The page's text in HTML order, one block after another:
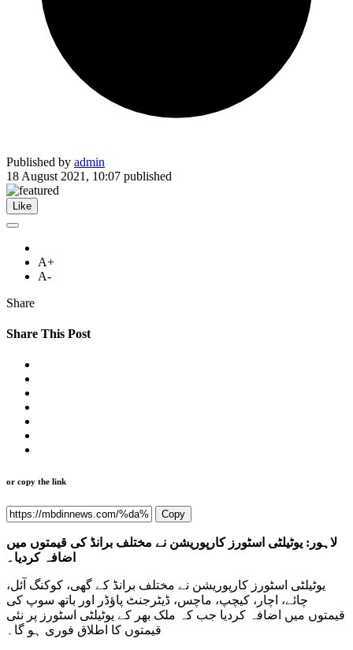
Published by admin
18 August 2021, 10:07 published
Like
A+
A-
Share
Share This Post
or copy the link
Copy
لاہور: یوٹیلٹی اسٹورز کارپوریشن نے مختلف برانڈ کی قیمتوں میں
اضافہ کردیا۔
یوٹیلٹی اسٹورز کارپوریشن نے مختلف برانڈ کے گھی، کوکنگ آئل،
چائے، اچار، کیچپ، ماچس، ڈیٹرجنٹ پاؤڈر اور باتھ سوپ کی
قیمتوں میں اضافہ کردیا جب کہ ملک بھر کے یوٹیلٹی اسٹورز پر نئی
قیمتوں کا اطلاق فوری ہو گا۔